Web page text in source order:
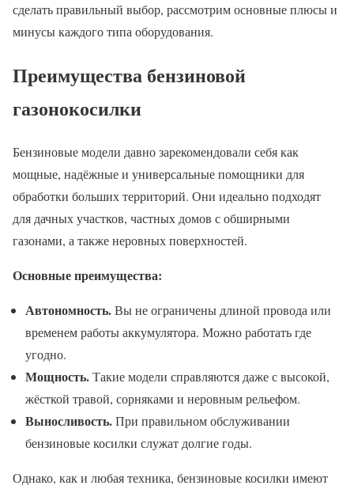
сделать правильный выбор, рассмотрим основные плюсы и
минусы каждого типа оборудования.
Преимущества бензиновой
газонокосилки
Бензиновые модели давно зарекомендовали себя как
мощные, надёжные и универсальные помощники для
обработки больших территорий. Они идеально подходят
для дачных участков, частных домов с обширными
газонами, а также неровных поверхностей.
Основные преимущества:
Автономность.Вы не ограничены длиной провода или
временем работы аккумулятора. Можно работать где
угодно.
Мощность.Такие модели справляются даже с высокой,
жёсткой травой, сорняками и неровным рельефом.
Выносливость.При правильном обслуживании
бензиновые косилки служат долгие годы.
Однако, как и любая техника, бензиновые косилки имеют